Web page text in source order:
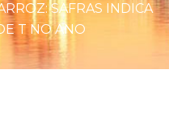
SAFRAS INDICA
T NO ANO